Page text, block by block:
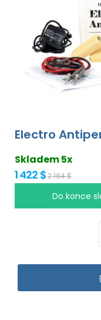
Electro
Skladem 5x
1 422 $2 184 $
Do konce